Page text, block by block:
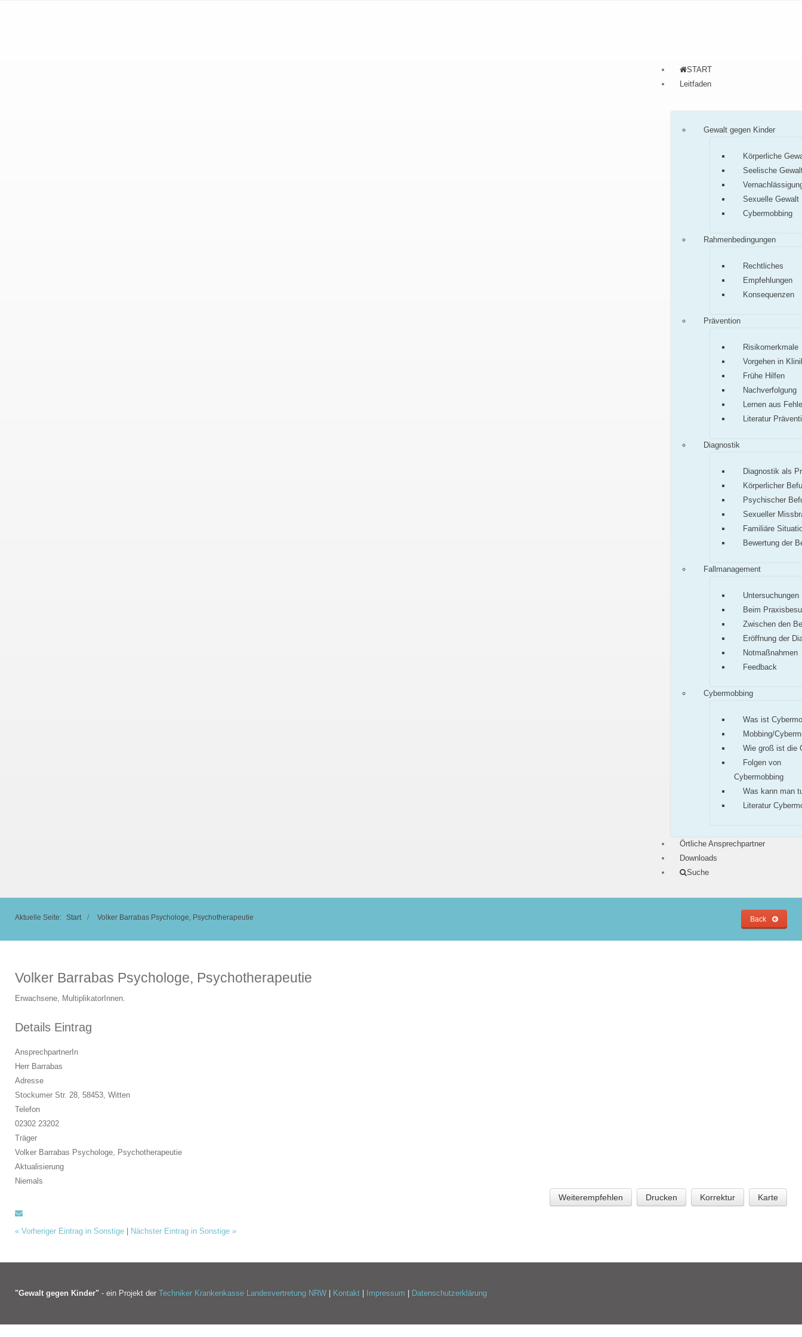
START
Leitfaden
Gewalt gegen Kinder
Körperliche
Seelische
Sexuelle Gewalt
Cybermobbing
Rahmenbedingungen
Rechtliches
Empfehlungen
Konsequenzen
Prävention
Risikomerkmale
Vorgehen in
Frühe Hilfen
Nachverfolgung
Lernen aus
Literatur
Diagnostik
Diagnostik als
Körperlicher
Psychischer
Sexueller
Familiäre
Bewertung der
Fallmanagement
Untersuchungen
Beim
Zwischen den
Eröffnung der
Notmaßnahmen
Feedback
Cybermobbing
Was ist
Mobbing/
Wie groß ist die
Folgen von
Cybermobbing
Was kann man
Literatur
Örtliche Ansprechpartner
Downloads
Suche
Aktuelle Seite: Start Volker Barrabas Psychologe, Psychotherapeutie Back
Volker Barrabas Psychologe, Psychotherapeutie
Erwachsene, MultiplikatorInnen.
Details Eintrag
AnsprechpartnerIn
Herr Barrabas
Adresse
Stockumer Str. 28, 58453, Witten
Telefon
02302 23202
Träger
Volker Barrabas Psychologe, Psychotherapeutie
Aktualisierung
Niemals
Weiterempfehlen Drucken Korrektur Karte
« Vorheriger Eintrag in Sonstige Nächster Eintrag in Sonstige »
"Gewalt gegen Kinder" - ein Projekt der Techniker Krankenkasse Landesvertretung NRW Kontakt Impressum Datenschutzerklärung